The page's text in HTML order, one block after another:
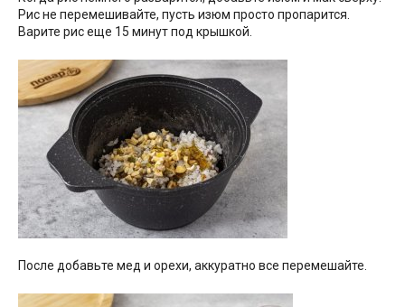
Рис не перемешивайте, пусть изюм просто пропарится.
Варите рис еще 15 минут под крышкой.
После добавьте мед и орехи, аккуратно все перемешайте.